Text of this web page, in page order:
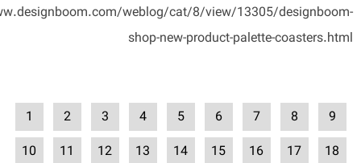
weblog/cat/8/view/13305/designboom-
shop-new-product-palette-coasters.html
1 2 3 4 5 6 7 8
9
10
11 12 13 14 15 16 17
18